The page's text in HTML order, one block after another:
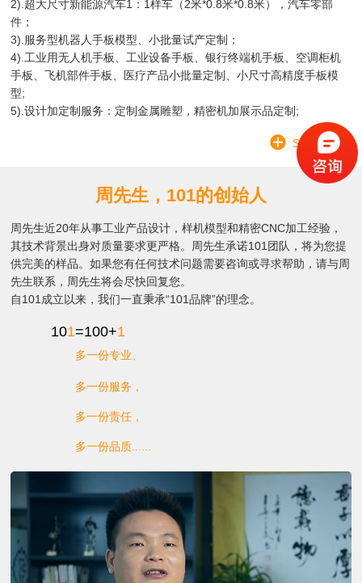
2).超大尺寸新能源汽车1：1样车（2米*0.8米*0.8米），汽车零部
件；
3).服务型机器人手板模型、小批量试产定制；
4).工业用无人机手板、工业设备手板、银行终端机手板、空调柜机
手板、飞机部件手板、医疗产品小批量定制、小尺寸高精度手板模
型;
5).设计加定制服务：定制金属雕塑，精密机加展示品定制;
SEE MORE
周先生，101的创始人
周先生近20年从事工业产品设计，样机模型和精密CNC加工经验，
其技术背景出身对质量要求更严格。周先生承诺101团队，将为您提
供完美的样品。如果您有任何技术问题需要咨询或寻求帮助，请与周
先生联系，周先生将会尽快回复您。
自101成立以来，我们一直秉承“101品牌”的理念。
101=100+1
多一份专业、
多一份服务，
多一份责任，
多一份品质......